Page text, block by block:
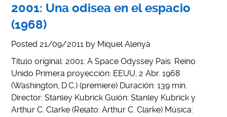
2001: Una odisea en el espacio
(1968)
Posted 21/09/2011 by Miquel Alenyà
Título original: 2001: A Space Odyssey País: Reino
Unido Primera proyección: EEUU, 2 Abr. 1968
(Washington, D.C.) (premiere) Duración: 139 min.
Director: Stanley Kubrick Guión: Stanley Kubrick y
Arthur C. Clarke (Relato: Arthur C. Clarke) Música: